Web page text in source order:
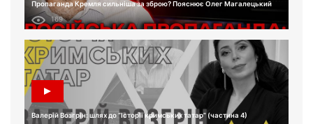
Пропаганда Кремля сильніша за зброю? Пояснює Олег Магалецький
169
Валерій Возгрін: шлях до “Історії кримських татар” (частина 4)